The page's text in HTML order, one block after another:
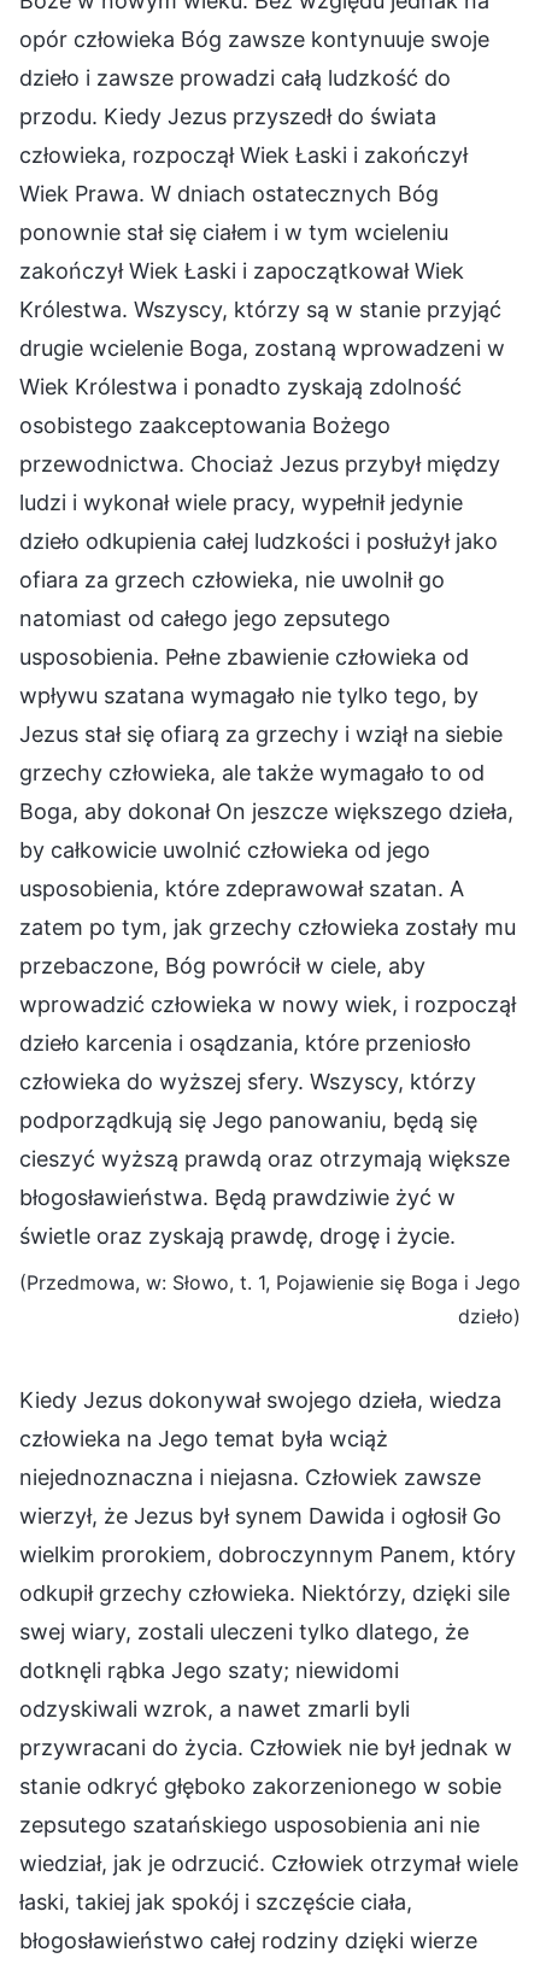
opór człowieka Bóg zawsze kontynuuje swoje
dzieło i zawsze prowadzi całą ludzkość do
przodu. Kiedy Jezus przyszedł do świata
człowieka, rozpoczął Wiek Łaski i zakończył
Wiek Prawa. W dniach ostatecznych Bóg
ponownie stał się ciałem i w tym wcieleniu
zakończył Wiek Łaski i zapoczątkował Wiek
Królestwa. Wszyscy, którzy są w stanie przyjąć
drugie wcielenie Boga, zostaną wprowadzeni w
Wiek Królestwa i ponadto zyskają zdolność
osobistego zaakceptowania Bożego
przewodnictwa. Chociaż Jezus przybył między
ludzi i wykonał wiele pracy, wypełnił jedynie
dzieło odkupienia całej ludzkości i posłużył jako
ofiara za grzech człowieka, nie uwolnił go
natomiast od całego jego zepsutego
usposobienia. Pełne zbawienie człowieka od
wpływu szatana wymagało nie tylko tego, by
Jezus stał się ofiarą za grzechy i wziął na siebie
grzechy człowieka, ale także wymagało to od
Boga, aby dokonał On jeszcze większego dzieła,
by całkowicie uwolnić człowieka od jego
usposobienia, które zdeprawował szatan. A
zatem po tym, jak grzechy człowieka zostały mu
przebaczone, Bóg powrócił w ciele, aby
wprowadzić człowieka w nowy wiek, i rozpoczął
dzieło karcenia i osądzania, które przeniosło
człowieka do wyższej sfery. Wszyscy, którzy
podporządkują się Jego panowaniu, będą się
cieszyć wyższą prawdą oraz otrzymają większe
błogosławieństwa. Będą prawdziwie żyć w
świetle oraz zyskają prawdę, drogę i życie.
(Przedmowa, w: Słowo, t. 1, Pojawienie się Boga i Jego
dzieło)
Kiedy Jezus dokonywał swojego dzieła, wiedza
człowieka na Jego temat była wciąż
niejednoznaczna i niejasna. Człowiek zawsze
wierzył, że Jezus był synem Dawida i ogłosił Go
wielkim prorokiem, dobroczynnym Panem, który
odkupił grzechy człowieka. Niektórzy, dzięki sile
swej wiary, zostali uleczeni tylko dlatego, że
dotknęli rąbka Jego szaty; niewidomi
odzyskiwali wzrok, a nawet zmarli byli
przywracani do życia. Człowiek nie był jednak w
stanie odkryć głęboko zakorzenionego w sobie
zepsutego szatańskiego usposobienia ani nie
wiedział, jak je odrzucić. Człowiek otrzymał wiele
łaski, takiej jak spokój i szczęście ciała,
błogosławieństwo całej rodziny dzięki wierze